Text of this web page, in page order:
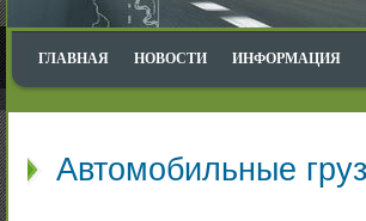
ГЛАВНАЯ НОВОСТИ ИНФОРМАЦИЯ
Автомобильные